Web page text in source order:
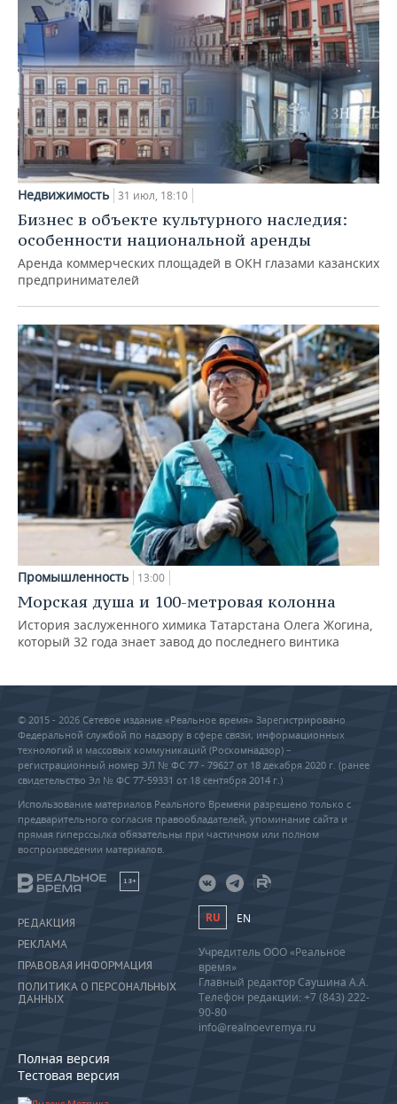
Недвижимость 31 июл, 18:10
Бизнес в объекте культурного наследия:
особенности национальной аренды
Аренда коммерческих площадей в ОКН глазами казанских
предпринимателей
Промышленность 13:00
Морская душа и 100-метровая колонна
История заслуженного химика Татарстана Олега Жогина,
который 32 года знает завод до последнего винтика
© 2015 - 2026 Сетевое издание «Реальное время» Зарегистрировано
Федеральной службой по надзору в сфере связи, информационных
технологий и массовых коммуникаций (Роскомнадзор) –
регистрационный номер ЭЛ № ФС 77 - 79627 от 18 декабря 2020 г. (ранее
свидетельство Эл № ФС 77-59331 от 18 сентября 2014 г.)
Использование материалов Реального Времени разрешено только с
предварительного согласия правообладателей, упоминание сайта и
прямая гиперссылка обязательны при частичном или полном
воспроизведении материалов.
18+
РЕДАКЦИЯ
РЕКЛАМА
ПРАВОВАЯ ИНФОРМАЦИЯ
ПОЛИТИКА О ПЕРСОНАЛЬНЫХ
ДАННЫХ
Полная версия
Тестовая версия
RU EN
Учредитель ООО «Реальное
время»
Главный редактор Саушина А.А.
Телефон редакции: +7 (843) 222-
90-80
info@realnoevremya.ru